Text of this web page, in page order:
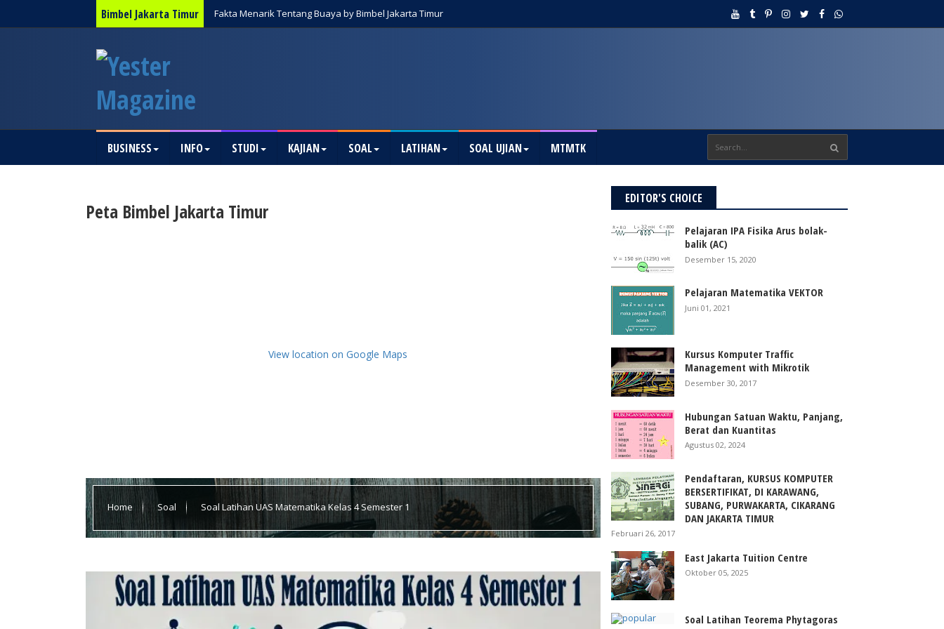
Bimbel Jakarta Timur Fakta Menarik Tentang Buaya by Bimbel Jakarta Timur
BUSINESS INFO STUDI KAJIAN SOAL LATIHAN SOAL UJIAN MTMTK
Peta Bimbel Jakarta Timur
View location on Google Maps
Home Soal Soal Latihan UAS Matematika Kelas 4 Semester 1
EDITOR'S CHOICE
Pelajaran IPA Fisika Arus bolak-
balik (AC)
Desember 15, 2020
Pelajaran Matematika VEKTOR
Juni 01, 2021
Kursus Komputer Traffic
Management with Mikrotik
Desember 30, 2017
Hubungan Satuan Waktu, Panjang,
Berat dan Kuantitas
Agustus 02, 2024
Pendaftaran, KURSUS KOMPUTER
BERSERTIFIKAT, DI KARAWANG,
SUBANG, PURWAKARTA, CIKARANG
DAN JAKARTA TIMUR
Februari 26, 2017
East Jakarta Tuition Centre
Oktober 05, 2025
Soal Latihan Teorema Phytagoras